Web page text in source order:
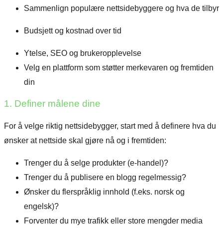
Sammenlign populære nettsidebyggere og hva de tilbyr
Budsjett og kostnad over tid
Ytelse, SEO og brukeropplevelse
Velg en plattform som støtter merkevaren og fremtiden
din
1. Definer målene dine
For å velge riktig nettsidebygger, start med å definere hva du
ønsker at nettside skal gjøre nå og i fremtiden:
Trenger du å selge produkter (e-handel)?
Trenger du å publisere en blogg regelmessig?
Ønsker du flerspråklig innhold (f.eks. norsk og
engelsk)?
Forventer du mye trafikk eller store mengder media